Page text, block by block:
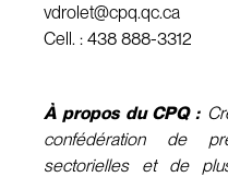
vdrolet@cpq.qc.ca
Cell. : 438 888-3312
À propos du CPQ :
confédération de
sectorielles et de